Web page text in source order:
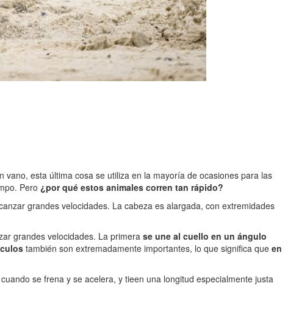
esta última cosa se utiliza en la mayoría de ocasiones para las
Pero ¿por qué estos animales corren tan rápido?
grandes velocidades. La cabeza es alargada, con extremidades
grandes velocidades. La primera se une al cuello en un ángulo
también son extremadamente importantes, lo que significa que en
se frena y se acelera, y tieen una longitud especialmente justa